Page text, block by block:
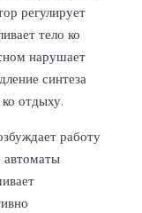
регулирует
тело ко
нарушает
синтеза
отдыху.
работу
автоматы